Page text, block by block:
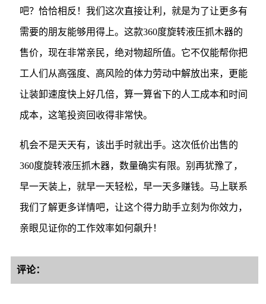
吧？恰恰相反！我们这次直接让利，就是为了让更多有
需要的朋友能够用得上。这款360度旋转液压抓木器的
售价，现在非常亲民，绝对物超所值。它不仅能帮你把
工人们从高强度、高风险的体力劳动中解放出来，更能
让装卸速度快上好几倍，算一算省下的人工成本和时间
成本，这笔投资回收得非常快。
机会不是天天有，该出手时就出手。这次低价出售的
360度旋转液压抓木器，数量确实有限。别再犹豫了，
早一天装上，就早一天轻松，早一天多赚钱。马上联系
我们了解更多详情吧，让这个得力助手立刻为你效力，
亲眼见证你的工作效率如何飙升！
评论：